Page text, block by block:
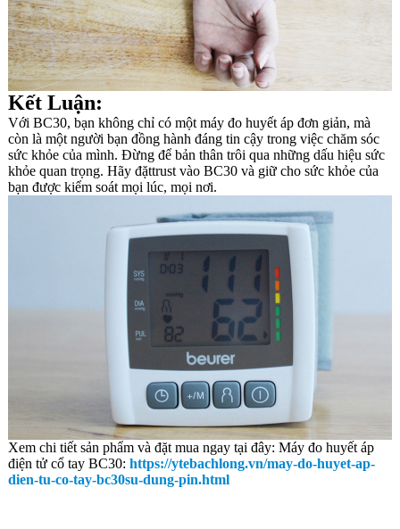
Kết Luận:
Với BC30, bạn không chỉ có một máy đo huyết áp đơn giản, mà
còn là một người bạn đồng hành đáng tin cậy trong việc chăm sóc
sức khỏe của mình. Đừng để bản thân trôi qua những dấu hiệu sức
khỏe quan trọng. Hãy đặttrust vào BC30 và giữ cho sức khỏe của
bạn được kiểm soát mọi lúc, mọi nơi.
Xem chi tiết sản phẩm và đặt mua ngay tại đây: Máy đo huyết áp
điện tử cổ tay BC30: https://ytebachlong.vn/may-do-huyet-ap-
dien-tu-co-tay-bc30su-dung-pin.html